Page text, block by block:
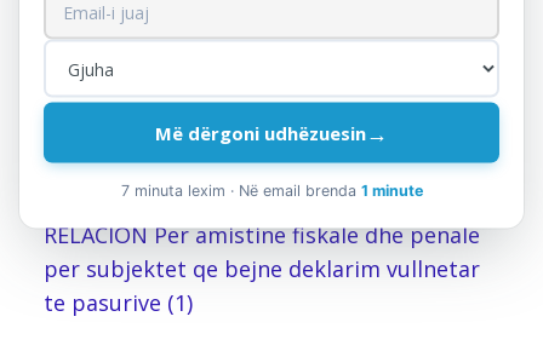
Burimi:konsultimipublik.gov.al
Shkarko P/Ligjin:RENJK_286_projektligji i
amnistisë fiskale
Shkarko relacionin:RENJK_286_30 06 2020
RELACION Per amistine fiskale dhe penale
per subjektet qe bejne deklarim vullnetar
te pasurive (1)
Më dërgoni udhëzuesin→
7 minuta lexim · Në email brenda 1 minute